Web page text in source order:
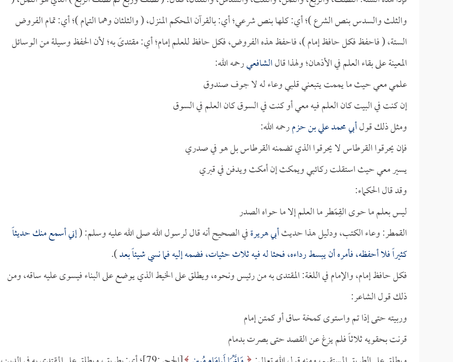
والثلث والسدس بنص الشرع )؛ أي: كلها بنص شرعي؛ أي: بالقرآن المحكم المنزل، ( والثلثان وهما التمام )؛ أي: تمام الفروض
الستة، ( فاحفظ فكل حافظ إمام )، فاحفظ هذه الفروض، فكل حافظ للعلم إمام؛ أي: مقتدىً به؛ لأن الحفظ وسيلة من الوسائل
المعينة على بقاء العلم في الأذهان؛ ولهذا قالالشافعيرحمه الله:
علمي معي حيث ما يممت يتبعني قلبي وعاء له لا جوف صندوق
إن كنت في البيت كان العلم فيه معي أو كنت في السوق كان العلم في السوق
ومثل ذلك قولأبي محمد علي بن حزمرحمه الله:
فإن يحرقوا القرطاس لا يحرقوا الذي تضمنه القرطاس بل هو في صدري
يسير معي حيث استقلت ركائبي ويمكث إن أمكث ويدفن في قبري
وقد قال الحكماء:
ليس بعلم ما حوى القِمَطر ما العلم إلا ما حواه الصدر
القمطر: وعاء الكتب، ودليل هذا حديثأبي هريرةفي الصحيح أنه قال لرسول الله صلى الله عليه وسلم: (إني أسمع منك حديثاً
كثيراً فلا أحفظه، فأمره أن يبسط رداءه، فحثا له فيه ثلاث حثيات، فضمه إليه فما نسي شيئاً بعد).
فكل حافظ إمام، والإمام في اللغة: المقتدى به من رئيس ونحوه، ويطلق على الخيط الذي يوضع على البناء فيسوى عليه ساقه، ومن
ذلك قول الشاعر:
وربيته حتى إذا تم واستوى كمخة ساق أو كمتن إمام
قرنت بحقويه ثلاثاً فلم يزغ عن القصد حتى بصرت بدمام